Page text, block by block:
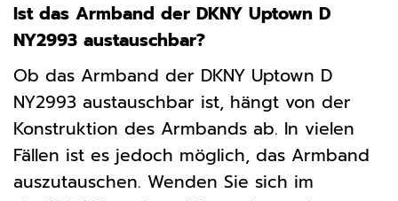
Ist das Armband der DKNY Uptown D
NY2993 austauschbar?
Ob das Armband der DKNY Uptown D
NY2993 austauschbar ist, hängt von der
Konstruktion des Armbands ab. In vielen
Fällen ist es jedoch möglich, das Armband
auszutauschen. Wenden Sie sich im